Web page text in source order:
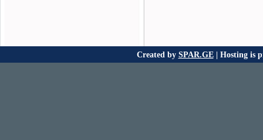
Created by SPAR.GE| Hosting is